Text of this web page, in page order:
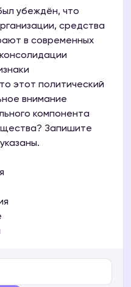
убеждён, что
средства
в современных
этот политический
внимание
компонента
Запишите